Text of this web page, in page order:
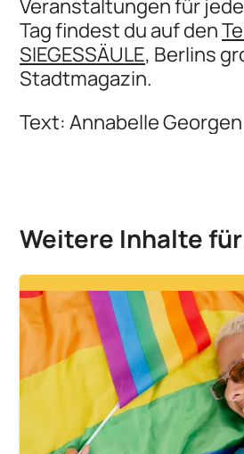
Tag findest du auf den
SIEGESSÄULE, Berlins
Stadtmagazin.
Text: Annabelle Georgen
Weitere Inhalte